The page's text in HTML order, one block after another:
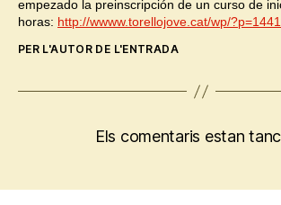
empezado la preinscripción de un curso de
horas: http://wwww.torellojove.cat/wp/
PER L'AUTOR DE L'ENTRADA
Els comentaris estan